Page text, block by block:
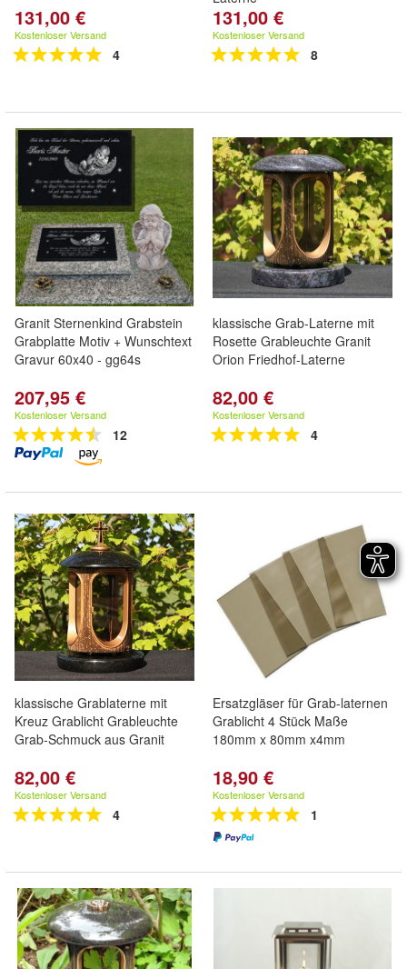
131,00 €
Kostenloser Versand
4
131,00 €
Kostenloser Versand
8
Granit Sternenkind Grabstein
Grabplatte Motiv + Wunschtext
Gravur 60x40 - gg64s
207,95 €
Kostenloser Versand
12
klassische Grab-Laterne mit
Rosette Grableuchte Granit
Orion Friedhof-Laterne
82,00 €
Kostenloser Versand
4
klassische Grablaterne mit
Kreuz Grablicht Grableuchte
Grab-Schmuck aus Granit
82,00 €
Kostenloser Versand
4
Ersatzgläser für Grab-laternen
Grablicht 4 Stück Maße
180mm x 80mm x4mm
18,90 €
Kostenloser Versand
1